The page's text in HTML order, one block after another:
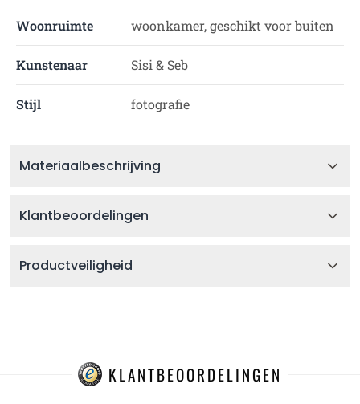
Woonruimte woonkamer, geschikt voor buiten
Kunstenaar Sisi & Seb
Stijl fotografie
Materiaalbeschrijving
Klantbeoordelingen
Productveiligheid
KLANTBEOORDELINGEN